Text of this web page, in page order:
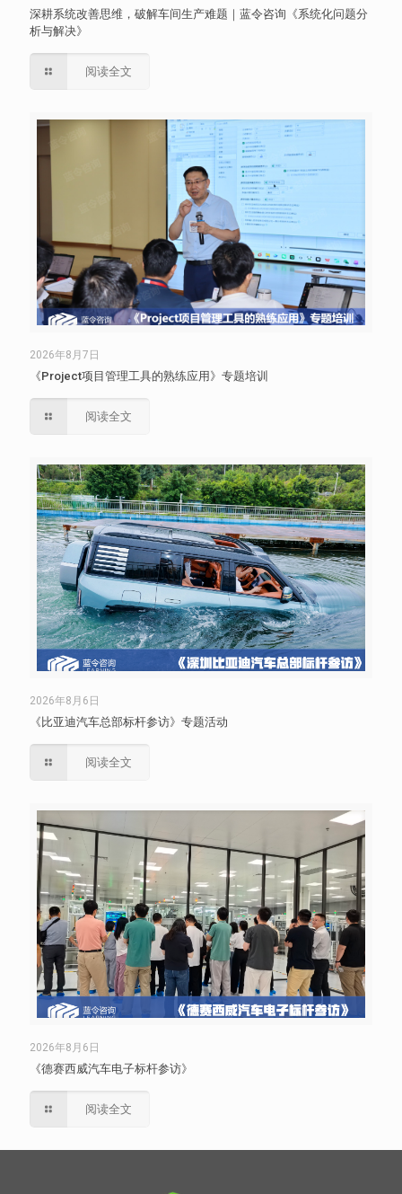
深耕系统改善思维，破解车间生产难题｜蓝令咨询《系统化问题分
析与解决》
阅读全文
2026年8月7日
《Project项目管理工具的熟练应用》专题培训
阅读全文
2026年8月6日
《比亚迪汽车总部标杆参访》专题活动
阅读全文
2026年8月6日
《德赛西威汽车电子标杆参访》
阅读全文